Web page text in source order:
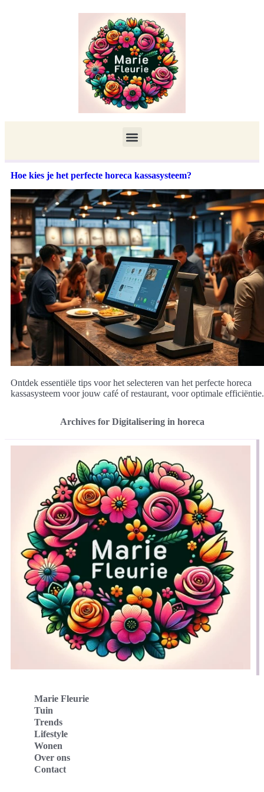
Hoe kies je het perfecte horeca kassasysteem?
Ontdek essentiële tips voor het selecteren van het perfecte horeca
kassasysteem voor jouw café of restaurant, voor optimale efficiëntie.
Archives for Digitalisering in horeca
Marie Fleurie
Tuin
Trends
Lifestyle
Wonen
Over ons
Contact